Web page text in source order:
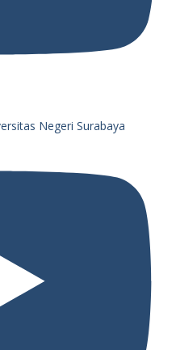
Negeri Surabaya